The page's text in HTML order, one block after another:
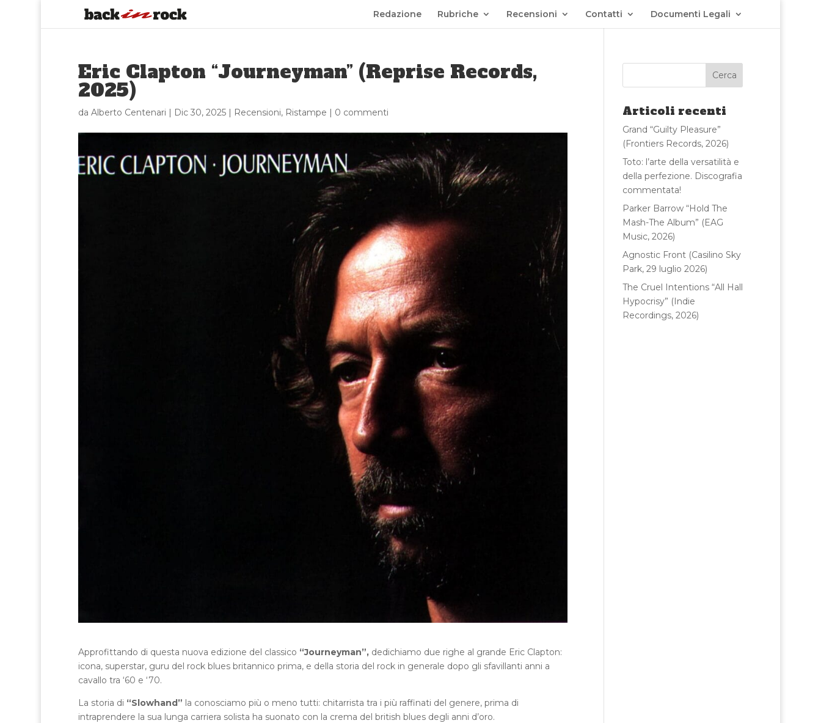
Redazione Rubriche Recensioni Contatti Documenti Legali
Eric Clapton “Journeyman” (Reprise Records,
2025)
da Alberto Centenari | Dic 30, 2025| Recensioni, Ristampe | 0 commenti
Approfittando di questa nuova edizione del classico “Journeyman”,dedichiamo due righe al grande Eric Clapton:
icona, superstar, guru del rock blues britannico prima, e della storia del rock in generale dopo gli sfavillanti anni a
cavallo tra ‘60 e ‘70.
La storia di “Slowhand” la conosciamo più o meno tutti: chitarrista tra i più raffinati del genere, prima di
intraprendere la sua lunga carriera solista ha suonato con la crema del british blues degli anni d’oro.
Articoli recenti
Grand “Guilty Pleasure”
(Frontiers Records, 2026)
Toto: l’arte della versatilità e
della perfezione. Discografia
commentata!
Parker Barrow “Hold The
Mash-The Album” (EAG
Music, 2026)
Agnostic Front (Casilino Sky
Park, 29 luglio 2026)
The Cruel Intentions “All Hall
Hypocrisy” (Indie
Recordings, 2026)